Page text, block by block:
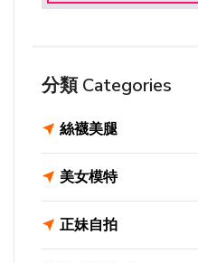
分類 Categories
絲襪美腿
美女模特
正妹自拍